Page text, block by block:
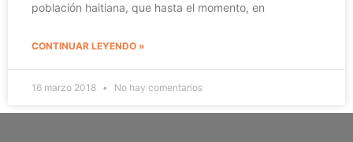
población haitiana, que hasta el momento, en
CONTINUAR LEYENDO »
16 marzo 2018 No hay comentarios